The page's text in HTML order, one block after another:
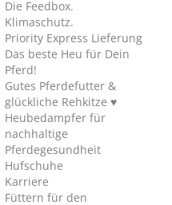
Die Feedbox.
Klimaschutz.
Priority Express Lieferung
Das beste Heu für Dein
Pferd!
Gutes Pferdefutter &
glückliche Rehkitze ♥
Heubedampfer für
nachhaltige
Pferdegesundheit
Hufschuhe
Karriere
Füttern für den